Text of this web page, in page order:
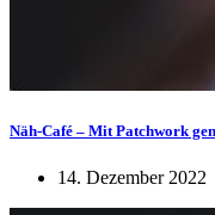
Näh-Café – Mit Patchwork
14. Dezember 2022